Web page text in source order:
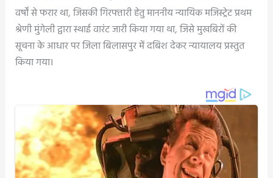
वर्षों से फरार था, जिसकी गिरफ्तारी हेतु माननीय न्यायिक मजिस्ट्रेट प्रथम
श्रेणी मुंगेली द्वारा स्थाई वारंट जारी किया गया था, जिसे मुखबिरों की
सूचना के आधार पर जिला बिलासपुर में दबिश देकर न्यायालय प्रस्तुत
किया गया।